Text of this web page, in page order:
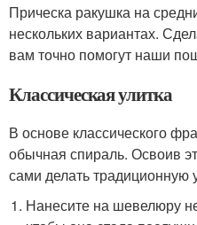
Прическа ракушка на
нескольких вариантах.
вам точно помогут наши
Классическая улитка
В основе классического
обычная спираль. Освоив
сами делать традиционную
Нанесите на шевелюру